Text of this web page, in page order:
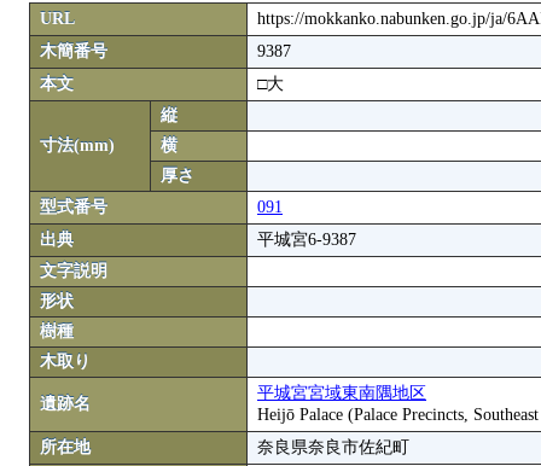
URL
https://mokkanko.nabunken.go.jp/ja/
木簡番号
9387
本文
□大
寸法(mm)
縦
横
厚さ
型式番号
091
出典
平城宮6-9387
文字説明
形状
樹種
木取り
遺跡名
平城宮宮域東南隅地区
Heijō Palace (Palace Precincts,
所在地
奈良県奈良市佐紀町